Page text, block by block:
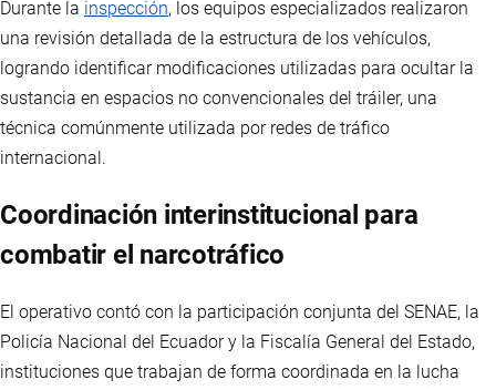
Durante la inspección, los equipos especializados realizaron
una revisión detallada de la estructura de los vehículos,
logrando identificar modificaciones utilizadas para ocultar la
sustancia en espacios no convencionales del tráiler, una
técnica comúnmente utilizada por redes de tráfico
internacional.
Coordinación interinstitucional para
combatir el narcotráfico
El operativo contó con la participación conjunta del SENAE, la
Policía Nacional del Ecuador y la Fiscalía General del Estado,
instituciones que trabajan de forma coordinada en la lucha